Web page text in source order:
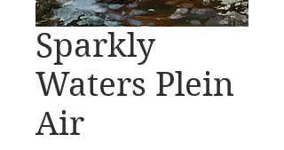
Sparkly
Waters Plein
Air